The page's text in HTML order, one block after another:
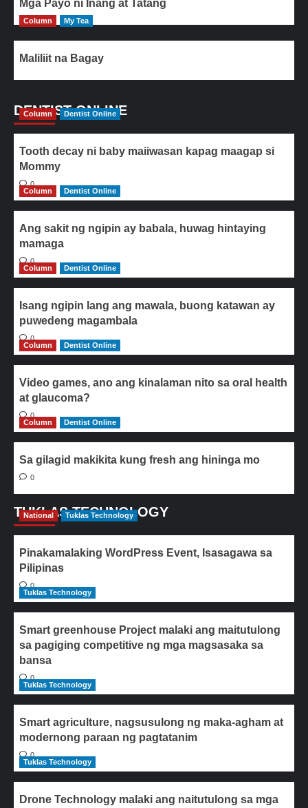
Mga Payo ni Inang at Tatang
Column My Tea
Maliliit na Bagay
DENTIST ONLINE
Column Dentist Online
Tooth decay ni baby maiiwasan kapag maagap si
Mommy
0
Column
Dentist Online
Ang sakit ng ngipin ay babala, huwag hintaying
mamaga
0
Column
Dentist Online
Isang ngipin lang ang mawala, buong katawan ay
puwedeng magambala
0
Column
Dentist Online
Video games, ano ang kinalaman nito sa oral health
at glaucoma?
0
Column
Dentist Online
Sa gilagid makikita kung fresh ang hininga mo
0
TUKLAS TECHNOLOGY
National Tuklas Technology
Pinakamalaking WordPress Event, Isasagawa sa
Pilipinas
0
Tuklas Technology
Smart greenhouse Project malaki ang maitutulong
sa pagiging competitive ng mga magsasaka sa
bansa
0
Tuklas Technology
Smart agriculture, nagsusulong ng maka-agham at
modernong paraan ng pagtatanim
0
Tuklas Technology
Drone Technology malaki ang naitutulong sa mga